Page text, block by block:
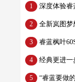
深度体验睿蓝7智能
全新岚图梦想家开启
睿蓝枫叶60S：重塑
经典更进一
“睿蓝要做的，不仅是造车，更是